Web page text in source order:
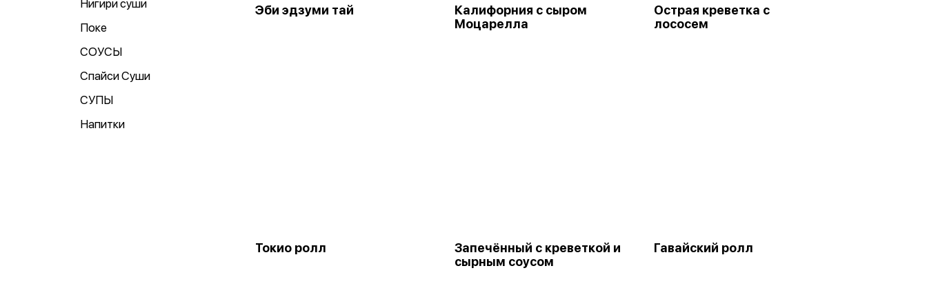
Нигири суши
Поке
СОУСЫ
Спайси Суши
СУПЫ
Напитки
Эби эдзуми тай
Калифорния с сыром
Моцарелла
Острая креветка с
лососем
Токио ролл
Запечённый с креветкой и
сырным соусом
Гавайский ролл